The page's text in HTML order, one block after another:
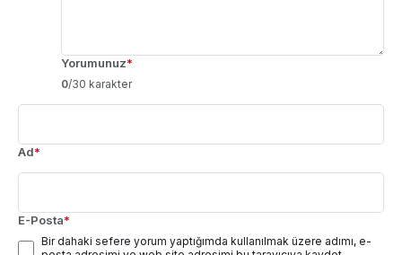
Yorumunuz*
0/30 karakter
Ad*
E-Posta*
Bir dahaki sefere yorum yaptığımda kullanılmak üzere adımı, e-